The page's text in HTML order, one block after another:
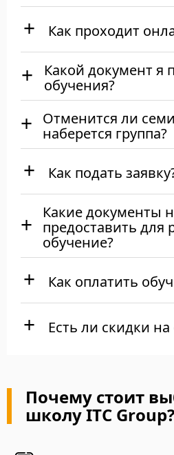
Как проходит
Какой документ я
обучения?
Отменится ли
наберется группа?
Как подать
Какие документы
предоставить для
обучение?
Как оплатить
Есть ли скидки
Почему стоит
школу ITC Group?